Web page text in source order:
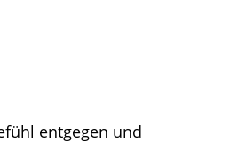
entgegen und